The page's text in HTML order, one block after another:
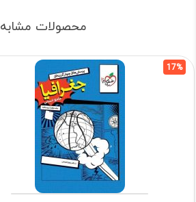
محصولات مشابه
17%